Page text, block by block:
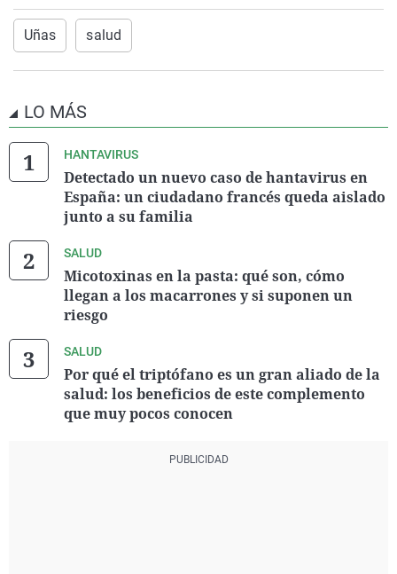
Uñas salud
LO MÁS
HANTAVIRUS
Detectado un nuevo caso de hantavirus en
España: un ciudadano francés queda aislado
junto a su familia
SALUD
Micotoxinas en la pasta: qué son, cómo
llegan a los macarrones y si suponen un
riesgo
SALUD
Por qué el triptófano es un gran aliado de la
salud: los beneficios de este complemento
que muy pocos conocen